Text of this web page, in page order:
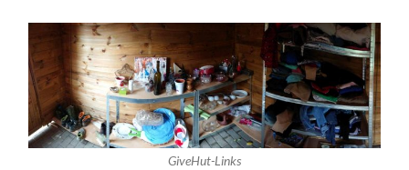
GiveHut-Links